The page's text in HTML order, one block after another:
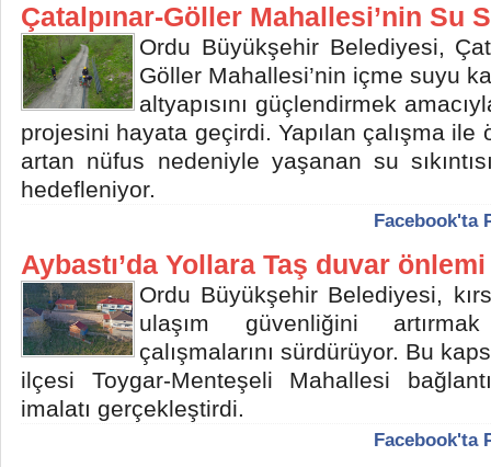
Çatalpınar-Göller Mahallesi’nin Su
Ordu Büyükşehir Belediyesi,
Göller Mahallesi’nin içme suyu
altyapısını güçlendirmek
projesini hayata geçirdi. Yapılan çalışma ile
artan nüfus nedeniyle yaşanan su
hedefleniyor.
Facebook'ta
Aybastı’da Yollara Taş duvar önlemi
Ordu Büyükşehir Belediyesi,
ulaşım güvenliğini
çalışmalarını sürdürüyor. Bu
ilçesi Toygar-Menteşeli Mahallesi
imalatı gerçekleştirdi.
Facebook'ta